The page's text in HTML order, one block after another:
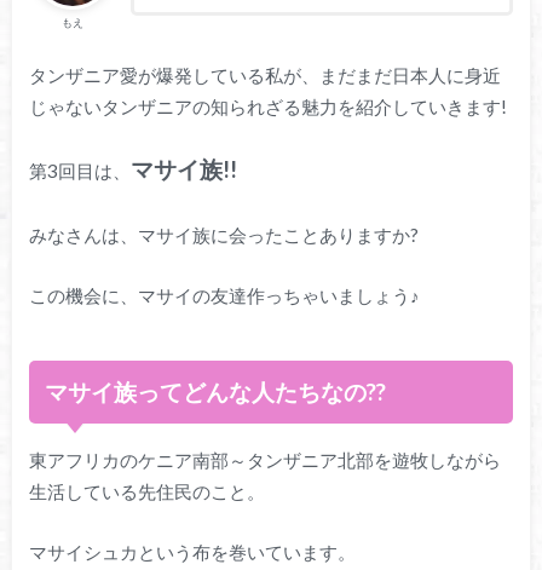
もえ
タンザニア愛が爆発している私が、まだまだ日本人に身近
じゃないタンザニアの知られざる魅力を紹介していきます!
第3回目は、 マサイ族!!
みなさんは、マサイ族に会ったことありますか?
この機会に、マサイの友達作っちゃいましょう♪
マサイ族ってどんな人たちなの??
東アフリカのケニア南部～タンザニア北部を遊牧しながら
生活している先住民のこと。
マサイシュカという布を巻いています。